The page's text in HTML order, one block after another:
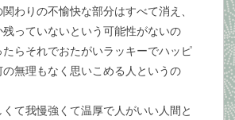
わりの不愉快な部分はすべて消え、
っていないという可能性がないの
らそれでおたがいラッキーでハッピ
無理もなく思いこめる人というの
て我慢強くて温厚で人がいい人間と